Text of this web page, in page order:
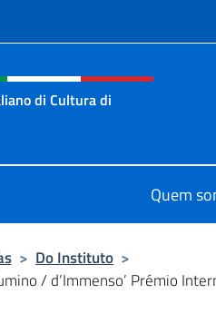
do
di Cultura di
Quem
> Do Instituto >
/ d’Immenso’ Prémio